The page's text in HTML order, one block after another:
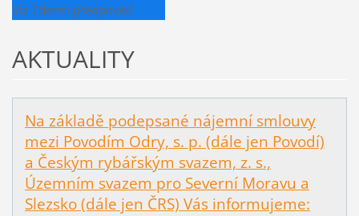
Viz 7denní předpověď
AKTUALITY
Na základě podepsané nájemní smlouvy
mezi Povodím Odry, s. p. (dále jen Povodí)
a Českým rybářským svazem, z. s.,
Územním svazem pro Severní Moravu a
Slezsko (dále jen ČRS) Vás informujeme: